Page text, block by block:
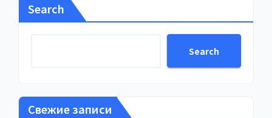
Search
Search
Свежие записи